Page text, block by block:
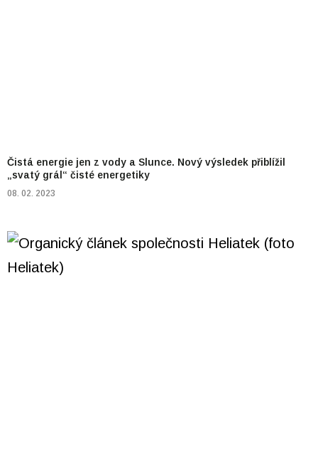
Čistá energie jen z vody a Slunce. Nový výsledek přiblížil
„svatý grál“ čisté energetiky
08. 02. 2023